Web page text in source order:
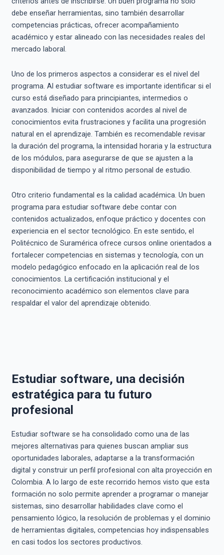
debe enseñar herramientas, sino también desarrollar
competencias prácticas, ofrecer acompañamiento
académico y estar alineado con las necesidades reales del
mercado laboral.
Uno de los primeros aspectos a considerar es el nivel del
programa. Al estudiar software es importante identificar si el
curso está diseñado para principiantes, intermedios o
avanzados. Iniciar con contenidos acordes al nivel de
conocimientos evita frustraciones y facilita una progresión
natural en el aprendizaje. También es recomendable revisar
la duración del programa, la intensidad horaria y la estructura
de los módulos, para asegurarse de que se ajusten a la
disponibilidad de tiempo y al ritmo personal de estudio.
Otro criterio fundamental es la calidad académica. Un buen
programa para estudiar software debe contar con
contenidos actualizados, enfoque práctico y docentes con
experiencia en el sector tecnológico. En este sentido, el
Politécnico de Suramérica ofrece cursos online orientados a
fortalecer competencias en sistemas y tecnología, con un
modelo pedagógico enfocado en la aplicación real de los
conocimientos. La certificación institucional y el
reconocimiento académico son elementos clave para
respaldar el valor del aprendizaje obtenido.
Estudiar software, una decisión
estratégica para tu futuro
profesional
Estudiar software se ha consolidado como una de las
mejores alternativas para quienes buscan ampliar sus
oportunidades laborales, adaptarse a la transformación
digital y construir un perfil profesional con alta proyección en
Colombia. A lo largo de este recorrido hemos visto que esta
formación no solo permite aprender a programar o manejar
sistemas, sino desarrollar habilidades clave como el
pensamiento lógico, la resolución de problemas y el dominio
de herramientas digitales, competencias hoy indispensables
en casi todos los sectores productivos.